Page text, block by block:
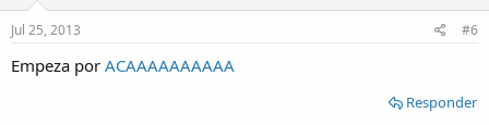
Jul 25, 2013 #6
Empeza por ACAAAAAAAAAA
Responder